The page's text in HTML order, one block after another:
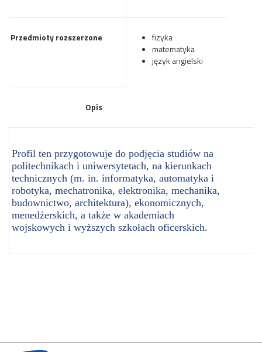
Przedmioty rozszerzone
fizyka
matematyka
język angielski
Opis
Profil ten przygotowuje do podjęcia studiów na
politechnikach i uniwersytetach, na kierunkach
technicznych (m. in. informatyka, automatyka i
robotyka, mechatronika, elektronika, mechanika,
budownictwo, architektura), ekonomicznych,
menedżerskich, a także w akademiach
wojskowych i wyższych szkołach oficerskich.